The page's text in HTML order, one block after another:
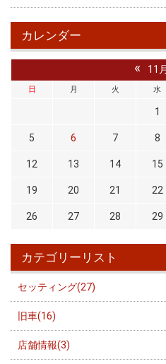
カレンダー
« 11月
日 月 火 水
1
5 6 7 8
12 13 14 15
19 20 21 22
26 27 28 29
カテゴリーリスト
セッティング(27)
旧車(16)
店舗情報(3)